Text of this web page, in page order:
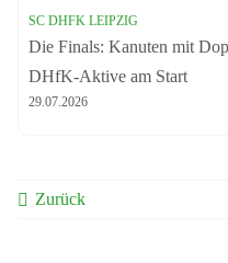
SC DHFK LEIPZIG
Die Finals: Kanuten mit
DHfK-Aktive am Start
29.07.2026
Zurück